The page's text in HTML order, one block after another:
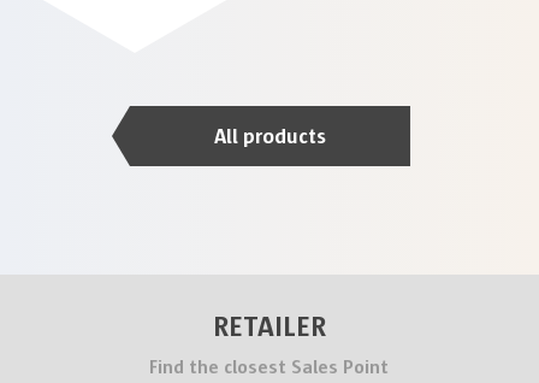
All products
RETAILER
Find the closest Sales Point